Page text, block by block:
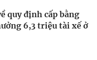
quy định cấp bằng
6,3 triệu tài xế ở